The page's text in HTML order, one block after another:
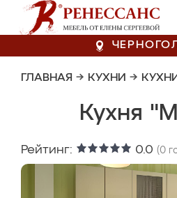
ГЛАВНАЯ → КУХНИ →
Кухня
Рейтинг: 0.0 (0